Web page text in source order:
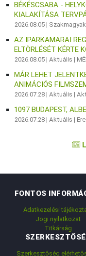
BÉKÉSCSABA -
KIALAKÍTÁSA
2026.08.05 |
AZ IPARKAMARAI
ELTÖRLÉSÉT KÉRTE
2026.08.05 |Aktuális |
MÁR LEHET
ANIMÁCIÓS
2026.07.28 |Aktuális |
1097 BUDAPEST,
2026.07.28 |Aktuális |
FONTOS
Adatkezelési
Jogi nyilatkozat
Titkárság
Szerkesztőség